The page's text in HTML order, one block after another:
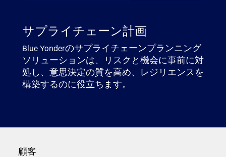
サプライチェーン計画
Blue Yonderのサプライチェーンプランニング
ソリューションは、リスクと機会に事前に対
処し、意思決定の質を高め、レジリエンスを
構築するのに役立ちます。
小売計画・カテゴリー管理
Blue Yonder小売計画およびカテゴリー管理ソ
リューションは、クラスタリング、範囲設
定、価格設定、プロモーションを成功に導
き、常に顧客を満足させる準備を整えます。
受注管理・顧客対応
Blue Yonderの受注管理および顧客対応ソリュ
ーションは、リアルタイムの可用性とシーム
レスな注文サービスにより、顧客満足度、効
率性、収益性を向上させます。
返品管理
Blue Yonderの返品管理ソリューションは、返
品プロセスを変革し、収益性、持続可能性、
カスタマーエクスペリエンスを向上させま
す。
倉庫管理
Blue Yonder倉庫管理ソリューションは、フル
フィルメントと拡張倉庫業務を最適化し、パ
フォーマンスを最大化し、コストを最小化し
ます。
輸配送管理
Blue Yonderの輸配送管理ソリューションは、
顧客中心主義、持続可能性、物流業務の効率
性の向上に役立ちます。
ワークフォースおよび労務管理
Blue Yonder労働力管理ソリューションは、柔
軟なスケジュール設定、信頼性の高い時間追
跡、長期プランニングにより、現在の労働力
の課題に対処します。
Blue Yonderのサプライチェーンコマンドセン
ターは、サプライチェーンの全体像を把握で
きるため、ビジネス上の課題をリアルタイム
で確認し、理解し、対処できます。
詳細を表示
顧客